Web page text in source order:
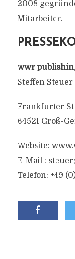
2008
Mitarbeiter.
wwr
Steffen Steuer
Frankfurter
64521 Groß-
Website:
E-Mail :
Telefon: +49